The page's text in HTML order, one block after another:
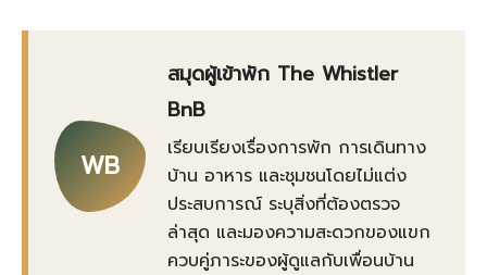
WB
สมุดผู้เข้าพัก The Whistler
BnB
เรียบเรียงเรื่องการพัก การเดินทาง
บ้าน อาหาร และชุมชนโดยไม่แต่ง
ประสบการณ์ ระบุสิ่งที่ต้องตรวจ
ล่าสุด และมองความสะดวกของแขก
ควบคู่ภาระของผู้ดูแลกับเพื่อนบ้าน